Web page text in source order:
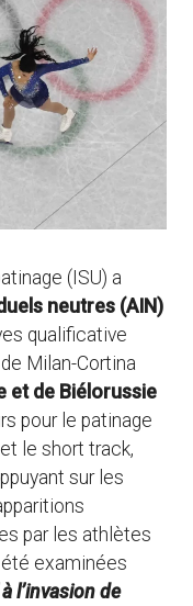
(ISU) a
neutres (AIN)
qualificative
Milan-Cortina
et de Biélorussie
pour le patinage
le short track,
sur les
par les athlètes
examinées
l’invasion de